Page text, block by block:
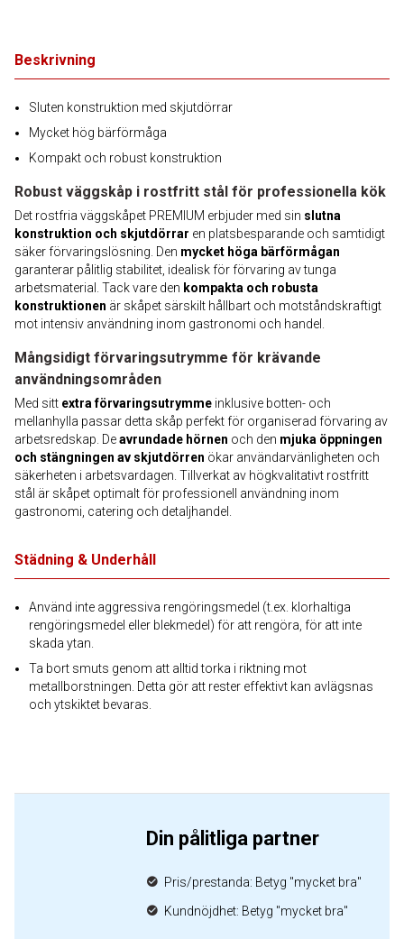
Beskrivning
Sluten konstruktion med skjutdörrar
Mycket hög bärförmåga
Kompakt och robust konstruktion
Robust väggskåp i rostfritt stål för professionella kök
Det rostfria väggskåpet PREMIUM erbjuder med sin slutna
konstruktion och skjutdörrar en platsbesparande och samtidigt
säker förvaringslösning. Den mycket höga bärförmågan
garanterar pålitlig stabilitet, idealisk för förvaring av tunga
arbetsmaterial. Tack vare den kompakta och robusta
konstruktionen är skåpet särskilt hållbart och motståndskraftigt
mot intensiv användning inom gastronomi och handel.
Mångsidigt förvaringsutrymme för krävande
användningsområden
Med sitt extra förvaringsutrymme inklusive botten- och
mellanhylla passar detta skåp perfekt för organiserad förvaring av
arbetsredskap. Deavrundade hörnen och den mjuka öppningen
och stängningen av skjutdörren ökar användarvänligheten och
säkerheten i arbetsvardagen. Tillverkat av högkvalitativt rostfritt
stål är skåpet optimalt för professionell användning inom
gastronomi, catering och detaljhandel.
Städning & Underhåll
Använd inte aggressiva rengöringsmedel (t.ex. klorhaltiga
rengöringsmedel eller blekmedel) för att rengöra, för att inte
skada ytan.
Ta bort smuts genom att alltid torka i riktning mot
metallborstningen. Detta gör att rester effektivt kan avlägsnas
och ytskiktet bevaras.
Din pålitliga partner
Pris/prestanda: Betyg "mycket bra"
Kundnöjdhet: Betyg "mycket bra"